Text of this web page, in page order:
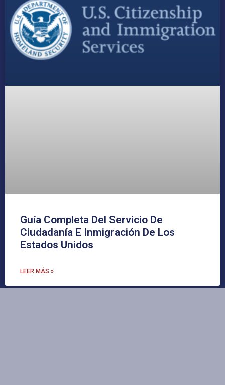
Guía Completa Del Servicio De
Ciudadanía E Inmigración De Los
Estados Unidos
LEER MÁS »